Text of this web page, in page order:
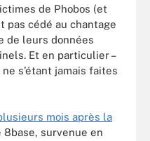
de Phobos (et
pas cédé au chantage
de leurs données
Et en particulier –
s’étant jamais faites
mois après la
survenue en